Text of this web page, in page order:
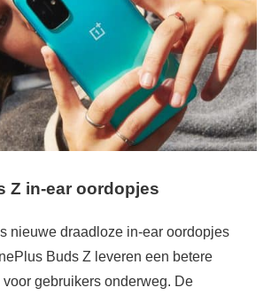
Z in-ear oordopjes
nieuwe draadloze in-ear oordopjes
Buds Z leveren een betere
gebruikers onderweg. De